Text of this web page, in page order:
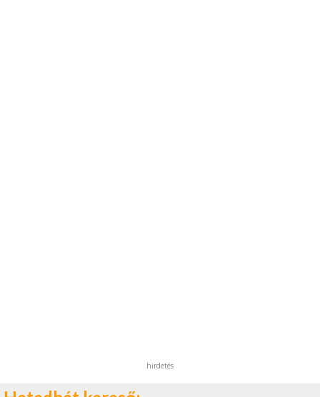
hirdetés